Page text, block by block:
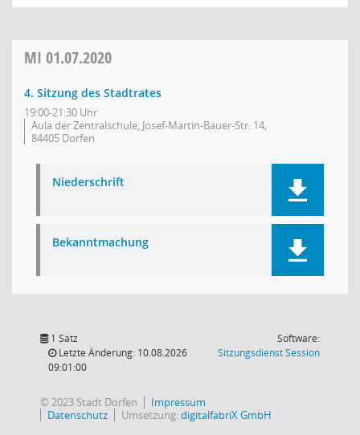
MI 01.07.2020
4. Sitzung des Stadtrates
19:00-21:30 Uhr
Aula der Zentralschule, Josef-Martin-Bauer-Str. 14,
84405 Dorfen
Niederschrift
Bekanntmachung
1 Satz
Letzte Änderung: 10.08.2026
09:01:00
Software:
SitzungsdienstSession(Wird in
© 2023 Stadt Dorfen
Impressum
Datenschutz
Umsetzung:digitalfabriX GmbH